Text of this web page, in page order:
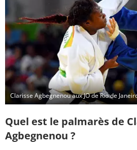
Clarisse Agbegnenou aux JO de Rio de
Quel est le palmarès de
Agbegnenou ?